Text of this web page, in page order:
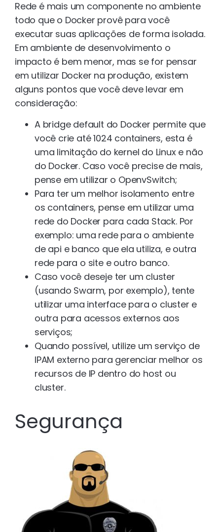
Rede é mais um componente no ambiente
todo que o Docker provê para você
executar suas aplicações de forma isolada.
Em ambiente de desenvolvimento o
impacto é bem menor, mas se for pensar
em utilizar Docker na produção, existem
alguns pontos que você deve levar em
consideração:
A bridge default do Docker permite que
você crie até 1024 containers, esta é
uma limitação do kernel do Linux e não
do Docker. Caso você precise de mais,
pense em utilizar o OpenvSwitch;
Para ter um melhor isolamento entre
os containers, pense em utilizar uma
rede do Docker para cada Stack. Por
exemplo: uma rede para o ambiente
de api e banco que ela utiliza, e outra
rede para o site e outro banco.
Caso você deseje ter um cluster
(usando Swarm, por exemplo), tente
utilizar uma interface para o cluster e
outra para acessos externos aos
serviços;
Quando possível, utilize um serviço de
IPAM externo para gerenciar melhor os
recursos de IP dentro do host ou
cluster.
Segurança